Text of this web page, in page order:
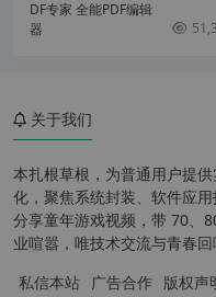
关于我们
本扎根草根，为普通用户提
化，聚焦系统封装、软件应
分享童年游戏视频，带 70、
业喧嚣，唯技术交流与青春
私信本站 广告合作 版权声